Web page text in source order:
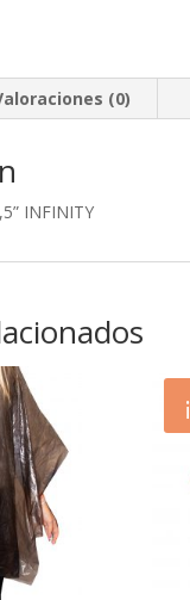
(0)
INFINITY